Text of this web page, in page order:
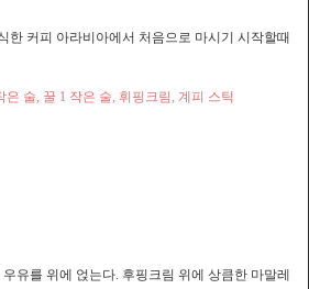
한 커피 아라비아에서 처음으로 마시기 시작할때
술, 꿀 1 작은 술, 휘핑크림, 계피 스틱
유를 위에 얹는다. 후핑크림 위에 상큼한 마말레